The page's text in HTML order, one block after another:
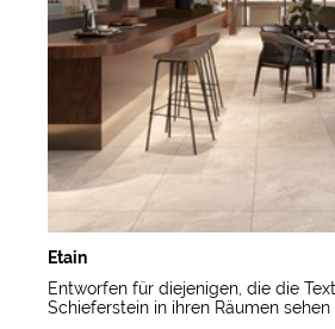
Etain
Entworfen für diejenigen, die die
Schieferstein in ihren Räumen sehen